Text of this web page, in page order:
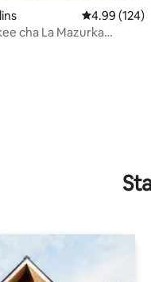
Ukadiriaji
4.99 (124)
cha La Mazurka